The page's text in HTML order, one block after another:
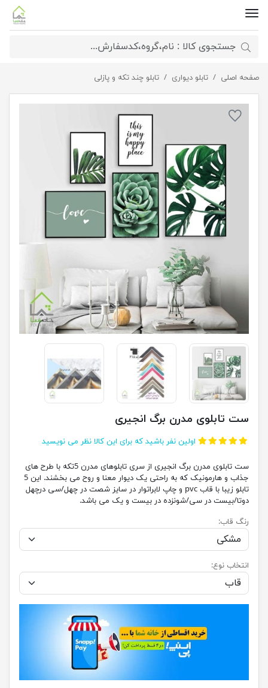
صفحه اصلی تابلو دیواری تابلو چند تکه و پازلیست تابلوی مدرن برگ انجیری
ست تابلوی مدرن برگ انجیری
اولین نفر باشید که برای این کالا نظر می نویسید
ست تابلوی مدرن برگ انجیری از سری تابلوهای مدرن 5تکه با طرح های
جذاب و هارمونیک که به راحتی یک دیوار معنا و روح می بخشند. این 5
تابلو زیبا با قاب pvc و چاپ لابراتوار در سایز شصت در چهل/سی درچهل
دوتا/بیست در سی/شونزده در بیست و یک می باشد.
رنگ قاب:
انتخاب نوع: